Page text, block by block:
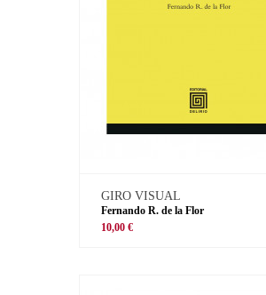
GIRO VISUAL
Fernando R. de la Flor
10,00 €